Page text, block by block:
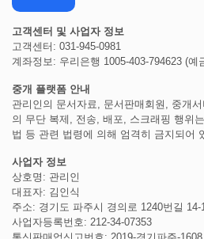
고객센터 및 사업자 정보
고객센터: 031-945-0981
계좌정보: 우리은행 1005-403-794623 (예
중개 플랫폼 안내
관리인의 문서자료, 문서판매회원, 중개
의 무단 복제, 전송, 배포, 스크래핑 행위
법 등 관련 법령에 의해 엄격히 금지되어
사업자 정보
상호명: 관리인
대표자: 김인식
주소: 경기도 파주시 경의로 1240번길
사업자등록번호: 212-34-07353